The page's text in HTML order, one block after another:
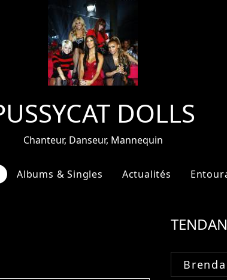
DOLLS
Chanteur, Danseur, Mannequin
Albums & Singles Actualités